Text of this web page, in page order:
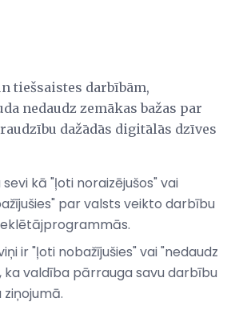
tiešsaistes darbībām,
nedaudz zemākas bažas par
dažādās digitālās dzīves
kā "ļoti noraizējušos" vai
par valsts veikto darbību
ir "ļoti nobažījušies" vai "nedaudz
ka valdība pārrauga savu darbību